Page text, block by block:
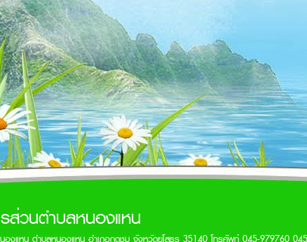
ส่วนตำบลหนองแหน
องแหน ตำบลหนองแหน อำเภอกุดชุม จังหวัดยโสธร 35140 โทรศัพท์ 045-979760